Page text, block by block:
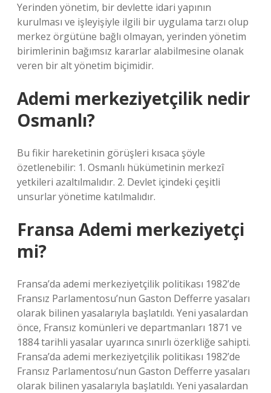
Yerinden yönetim, bir devlette idari yapının
kurulması ve işleyişiyle ilgili bir uygulama tarzı olup
merkez örgütüne bağlı olmayan, yerinden yönetim
birimlerinin bağımsız kararlar alabilmesine olanak
veren bir alt yönetim biçimidir.
Ademi merkeziyetçilik nedir
Osmanlı?
Bu fikir hareketinin görüşleri kısaca şöyle
özetlenebilir: 1. Osmanlı hükümetinin merkezî
yetkileri azaltılmalıdır. 2. Devlet içindeki çeşitli
unsurlar yönetime katılmalıdır.
Fransa Ademi merkeziyetçi
mi?
Fransa’da ademi merkeziyetçilik politikası 1982’de
Fransız Parlamentosu’nun Gaston Defferre yasaları
olarak bilinen yasalarıyla başlatıldı. Yeni yasalardan
önce, Fransız komünleri ve departmanları 1871 ve
1884 tarihli yasalar uyarınca sınırlı özerkliğe sahipti.
Fransa’da ademi merkeziyetçilik politikası 1982’de
Fransız Parlamentosu’nun Gaston Defferre yasaları
olarak bilinen yasalarıyla başlatıldı. Yeni yasalardan